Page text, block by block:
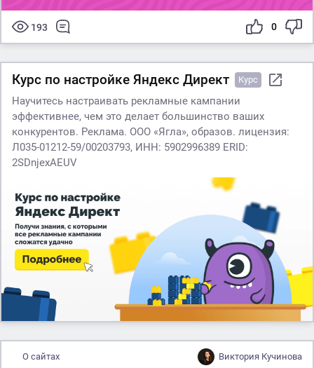
193 0
Курс по настройке Яндекс Директ Курс
Научитесь настраивать рекламные кампании
эффективнее, чем это делает большинство ваших
конкурентов. Реклама. ООО «Ягла», образов. лицензия:
Л035-01212-59/00203793, ИНН: 5902996389 ERID:
2SDnjexAEUV
О сайтах Виктория Кучинова